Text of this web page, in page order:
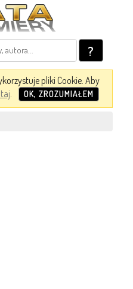
?
pliki Cookie. Aby
. OK, ZROZUMIAŁEM